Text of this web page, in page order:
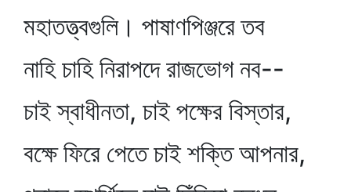
মহাতত্ত্বগুলি। পাষাণপিঞ্জরে তব
নাহি চাহি নিরাপদে রাজভোগ নব--
চাই স্বাধীনতা, চাই পক্ষের বিস্তার,
বক্ষে ফিরে পেতে চাই শক্তি আপনার,